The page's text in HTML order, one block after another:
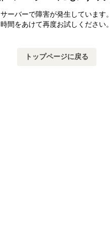
サーバーで障害が発生しています。
時間をあけて再度お試しください。
トップページに戻る